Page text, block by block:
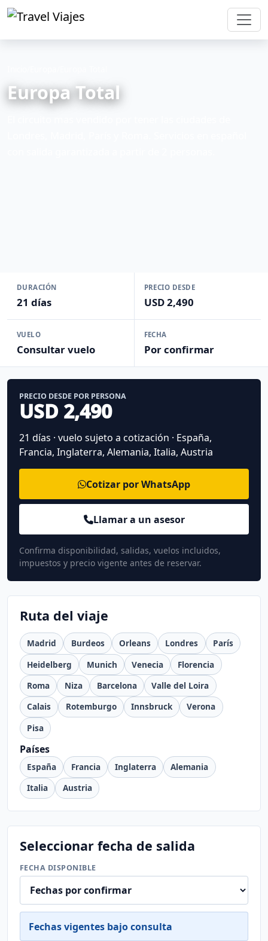
Europa Total
DURACIÓN
21 días
PRECIO DESDE
USD 2,490
VUELO
Consultar vuelo
FECHA
Por confirmar
Ruta del viaje
Madrid Burdeos Orleans Londres
París
Heidelberg
Munich Venecia
Florencia
Roma
Niza Barcelona
Valle del Loira
Calais
Rotemburgo Innsbruck
Verona
Pisa
Países
España Francia Inglaterra
Alemania
Italia
Austria
Seleccionar fecha de salida
FECHA DISPONIBLE
Fechas vigentes bajo consulta
PRECIO DESDE POR PERSONA
USD 2,490
21 días · vuelo sujeto a cotización · España,
Francia, Inglaterra, Alemania, Italia, Austria
Cotizar por WhatsApp
Llamar a un asesor
Confirma disponibilidad, salidas, vuelos incluidos,
impuestos y precio vigente antes de reservar.